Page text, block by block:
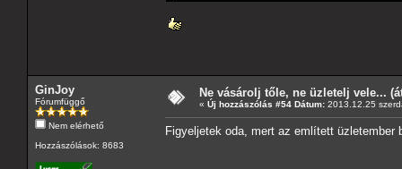
GinJoy
Fórumfüggő
Nem elérhető
Hozzászólások: 8683
Ne vásárolj tőle, ne üzletelj vele...
« Új hozzászólás #54 Dátum: 2013.12.25
Figyeljetek oda, mert az említett üzletember